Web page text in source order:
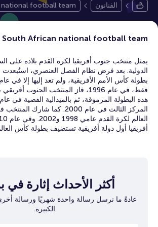
الفنانون football team
South African national football team
يمثل منتخب جنوب أفريقيا لكرة القدم بلاده على
الدولية. بعد فرض نظام الفصل العنصري، استُبعدت
فقط، في عام 1996، فاز المنتخب الجنوب
المركز الثالث في عام 2000. كما
أفريقيا أول دولة أفريقية تستضيف بطولة كأس
أكثر الأحداث إثارة في
عادةً ما نرسل رسالة واحدة شهريًا ورسالة
الكبيرة.